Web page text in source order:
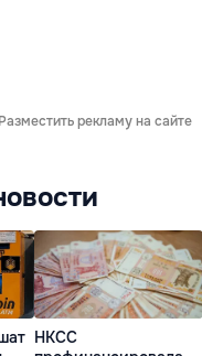
Разместить рекламу на сайте
НКСС